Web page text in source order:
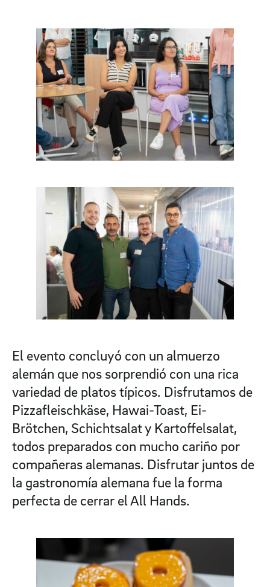
El evento concluyó con un almuerzo
alemán que nos sorprendió con una rica
variedad de platos típicos. Disfrutamos de
Pizzafleischkäse, Hawai-Toast, Ei-
Brötchen, Schichtsalat y Kartoffelsalat,
todos preparados con mucho cariño por
compañeras alemanas. Disfrutar juntos de
la gastronomía alemana fue la forma
perfecta de cerrar el All Hands.